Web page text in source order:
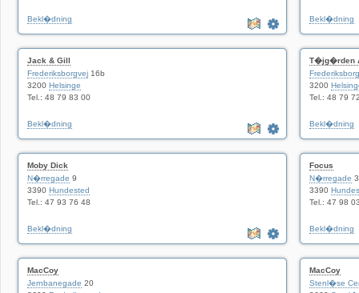
Bekl�dning Bekl�dning
Jack & Gill
Frederiksborgvej 16b
3200 Helsinge
Tel.: 48 79 83 00
Bekl�dning
T�jg�rden
3200
Tel.: 48 79
Bekl�dning
Moby Dick
N�rregade 9
3390 Hundested
Tel.: 47 93 76 48
Bekl�dning
Focus
N�rregade
3390
Tel.: 47 98
Bekl�dning
MacCoy
Jernbanegade 20
MacCoy
Stenl�se